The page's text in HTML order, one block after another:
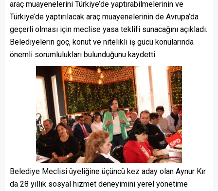
araç muayenelerini Türkiye’de yaptırabilmelerinin ve
Türkiye’de yaptırılacak araç muayenelerinin de Avrupa’da
geçerli olması için meclise yasa teklifi sunacağını açıkladı.
Belediyelerin göç, konut ve nitelikli iş gücü konularında
önemli sorumlulukları bulunduğunu kaydetti.
Belediye Meclisi üyeliğine üçüncü kez aday olan Aynur Kır
da 28 yıllık sosyal hizmet deneyimini yerel yönetime